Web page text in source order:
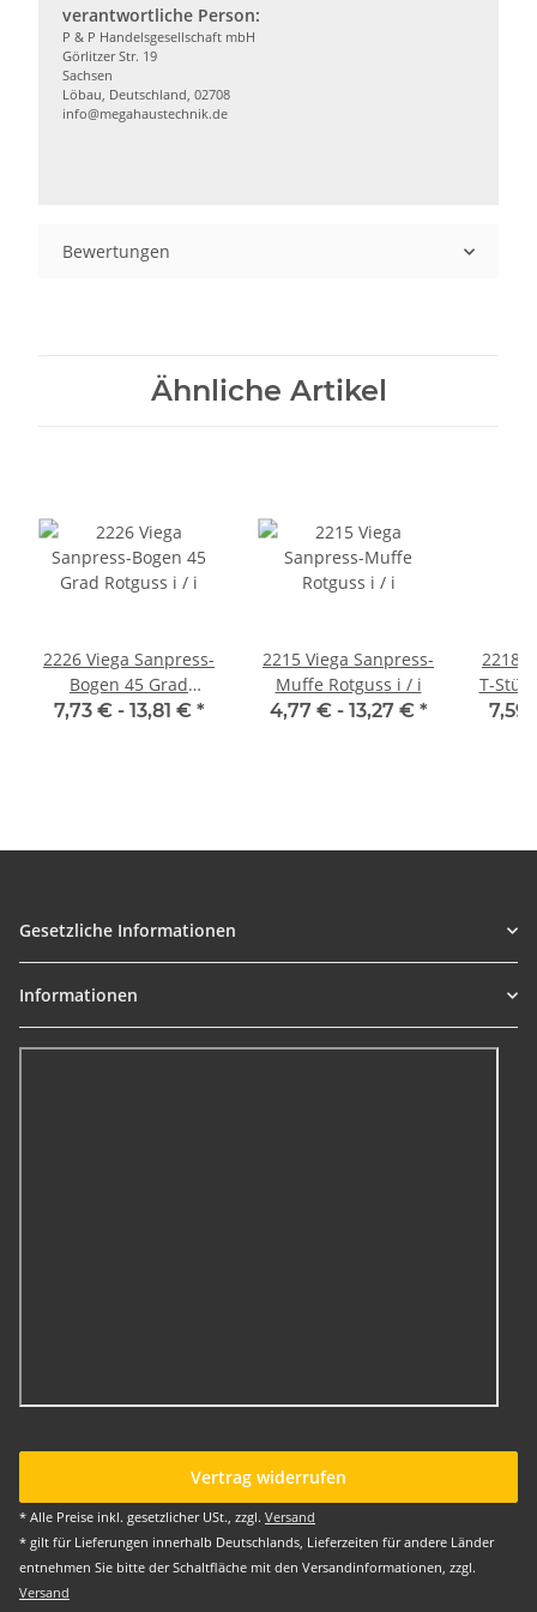
verantwortliche Person:
P & P Handelsgesellschaft mbH
Görlitzer Str. 19
Sachsen
Löbau, Deutschland, 02708
info@megahaustechnik.de
Bewertungen
Ähnliche Artikel
2226 Viega Sanpress-
Bogen 45 Grad
Rotguss i / i
7,73 € - 13,81 € *
2215 Viega Sanpress-
Muffe Rotguss i / i
4,77 € - 13,27 € *
2218
T-
7,59
Gesetzliche Informationen
Informationen
Vertrag widerrufen
* Alle Preise inkl. gesetzlicher USt., zzgl. Versand
* gilt für Lieferungen innerhalb Deutschlands, Lieferzeiten für andere Länder
entnehmen Sie bitte der Schaltfläche mit den Versandinformationen, zzgl.
Versand